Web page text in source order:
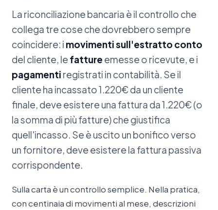
La riconciliazione bancaria è il controllo che
collega tre cose che dovrebbero sempre
coincidere: i movimenti sull'estratto conto
del cliente, le fatture emesse o ricevute, e i
pagamenti registrati in contabilità. Se il
cliente ha incassato 1.220€ da un cliente
finale, deve esistere una fattura da 1.220€ (o
la somma di più fatture) che giustifica
quell'incasso. Se è uscito un bonifico verso
un fornitore, deve esistere la fattura passiva
corrispondente.
Sulla carta è un controllo semplice. Nella pratica,
con centinaia di movimenti al mese, descrizioni